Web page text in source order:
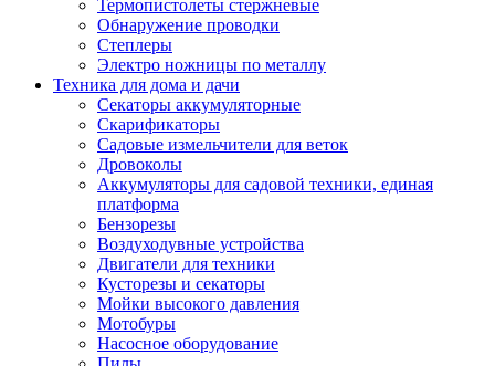
Термопистолеты стержневые
Обнаружение проводки
Степлеры
Электро ножницы по металлу
Техника для дома и дачи
Секаторы аккумуляторные
Скарификаторы
Садовые измельчители для веток
Дровоколы
Аккумуляторы для садовой техники, единая
платформа
Бензорезы
Воздуходувные устройства
Двигатели для техники
Кусторезы и секаторы
Мойки высокого давления
Мотобуры
Насосное оборудование